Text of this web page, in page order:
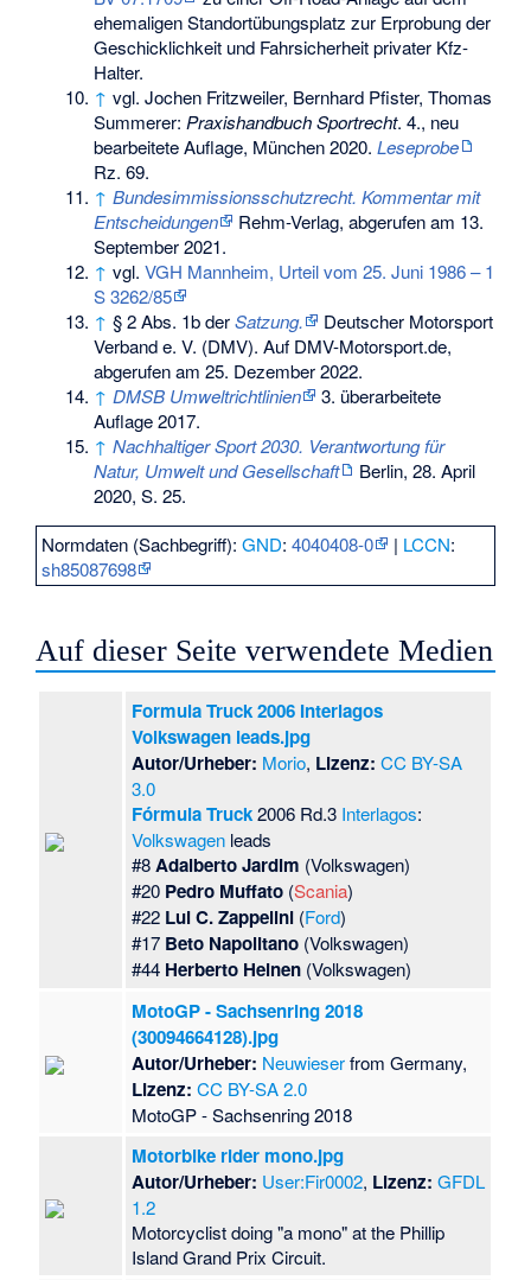
ehemaligen Standortübungsplatz zur Erprobung der
Geschicklichkeit und Fahrsicherheit privater Kfz-
Halter.
↑ vgl. Jochen Fritzweiler, Bernhard Pfister, Thomas
Summerer: Praxishandbuch Sportrecht. 4., neu
bearbeitete Auflage, München 2020.Leseprobe
Rz. 69.
↑ Bundesimmissionsschutzrecht. Kommentar mit
Entscheidungen
Rehm-Verlag, abgerufen am 13.
September 2021.
↑ vgl.VGH Mannheim, Urteil vom 25. Juni 1986 – 1
S 3262/85
↑ § 2 Abs. 1b derSatzung.
Deutscher Motorsport
Verband e. V. (DMV). Auf DMV-Motorsport.de,
abgerufen am 25. Dezember 2022.
↑ DMSB Umweltrichtlinien
3. überarbeitete
Auflage 2017.
↑ Nachhaltiger Sport 2030. Verantwortung für
Natur, Umwelt und Gesellschaft
Berlin, 28. April
2020, S. 25.
Normdaten (Sachbegriff):GND:4040408-0 | LCCN:
sh85087698
Auf dieser Seite verwendete Medien
Formula Truck 2006 Interlagos
Volkswagen leads.jpg
Autor/Urheber: Morio, Lizenz: CC BY-SA
3.0
Fórmula Truck2006 Rd.3 Interlagos:
Volkswagen leads
#8 Adalberto Jardim (Volkswagen)
#20 Pedro Muffato (Scania)
#22 Lui C. Zappelini (Ford)
#17 Beto Napolitano (Volkswagen)
#44 Herberto Heinen (Volkswagen)
MotoGP - Sachsenring 2018
(30094664128).jpg
Autor/Urheber: Neuwieserfrom Germany,
Lizenz: CC BY-SA 2.0
MotoGP - Sachsenring 2018
Motorbike rider mono.jpg
Autor/Urheber: User:Fir0002, Lizenz: GFDL
1.2
Motorcyclist doing "a mono" at the Phillip
Island Grand Prix Circuit.